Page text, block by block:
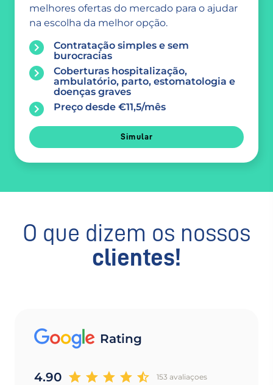
melhores ofertas do mercado para o ajudar
na escolha da melhor opção.
Contratação simples e sem
burocracias
Coberturas hospitalização,
ambulatório, parto, estomatologia e
doenças graves
Preço desde €11,5/mês
Simular
O que dizem os nossos
clientes!
Rating
4.90 153 avaliaçoes